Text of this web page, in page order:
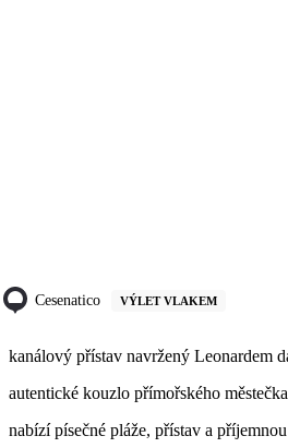
Cesenatico VÝLET VLAKEM
kanálový přístav navržený Leonardem
autentické kouzlo přímořského městečka
nabízí písečné pláže, přístav a